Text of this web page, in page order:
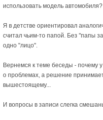
использовать модель автомобиля?
Я в детстве ориентировал
считал чьим-то папой. Без "папы
одно "лицо".
Вернемся к теме беседы - почему
о проблемах, а решение
вышестоящему...
И вопросы в записи слегка